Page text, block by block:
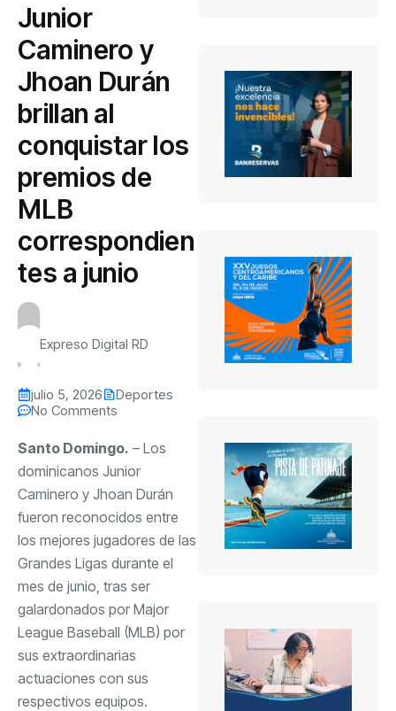
Junior
Caminero y
Jhoan Durán
brillan al
conquistar los
premios de
MLB
correspondien
tes a junio
Expreso Digital RD
julio 5, 2026
Deportes
No Comments
Santo Domingo. – Los
dominicanos Junior
Caminero y Jhoan Durán
fueron reconocidos entre
los mejores jugadores de las
Grandes Ligas durante el
mes de junio, tras ser
galardonados por Major
League Baseball (MLB) por
sus extraordinarias
actuaciones con sus
respectivos equipos.